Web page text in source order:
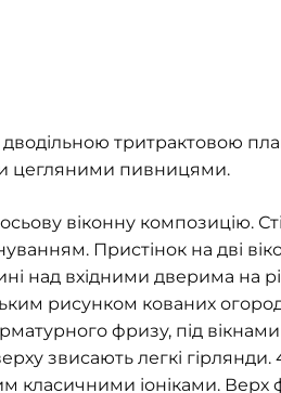
тритрактовою
цегляними пивницями.
віконну композицію.
Пристінок на дві
вхідними дверима на
рисунком кованих
фризу, під
звисають легкі
іоніками. Верх